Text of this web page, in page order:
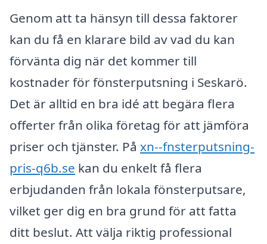
Genom att ta hänsyn till dessa faktorer
kan du få en klarare bild av vad du kan
förvänta dig när det kommer till
kostnader för fönsterputsning i Seskarö.
Det är alltid en bra idé att begära flera
offerter från olika företag för att jämföra
priser och tjänster. På xn--fnsterputsning-
pris-q6b.se kan du enkelt få flera
erbjudanden från lokala fönsterputsare,
vilket ger dig en bra grund för att fatta
ditt beslut. Att välja riktig professional